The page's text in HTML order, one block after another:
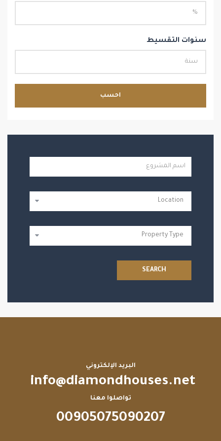
سنوات التقسيط
احسب
SEARCH
البريد الإلكتروني
info@diamondhouses.net
تواصلوا معنا
00905075090207